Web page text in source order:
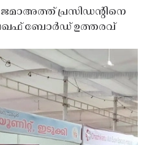
പ്രസിഡന്റിനെ
വഖഫ് ബോർഡ് ഉത്തരവ്